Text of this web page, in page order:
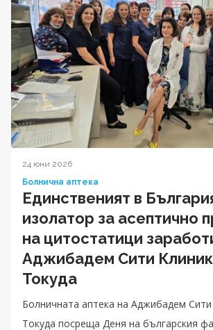
24 юни 2026
Болнична аптека
Единственият в
изолатор за асептично
на цитостатици
Аджибадем Сити
Токуда
Болничната аптека на Аджибадем
Токуда посреща Деня на българския